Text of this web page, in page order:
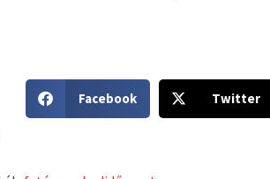
h
Facebook
h
Twitter